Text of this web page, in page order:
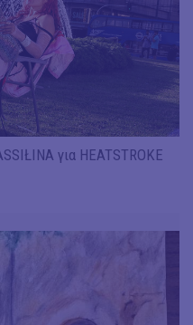
για HEATSTROKE